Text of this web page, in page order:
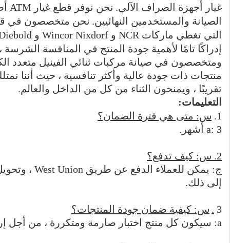
غيار أجهزة الصراف الآلي.
الصيانة والمستخدمين النهائيين.
التي تغطي ماركات NCR و Wincor Nixdorf و Diebold و Hitachi و GRG و Glory و NMD و Hyosung وغيرها.
إدراكًا تامًا لأهمية جودة المنتج في المنافسة
ومتخصصون في صيانة مركبات ثنائي الفينيل متعدد
منتجات ذات جودة عالية وأكثر تنافسية ، حيث أننا
تقريبًا ، ويمنحون الثناء من كل من الداخل والعالم.
التعليمات:
1. س: متى هي فترة الضمان؟
a: 3 أشهر.
2. س: كيف تدفع؟
إلى ذلك.
3
. س: كيفية ضمان جودة المنتجات؟
a: سيكون كل منتج اختبار صارمة ومتكررة ، من أجل إرسالها إلى العملاء